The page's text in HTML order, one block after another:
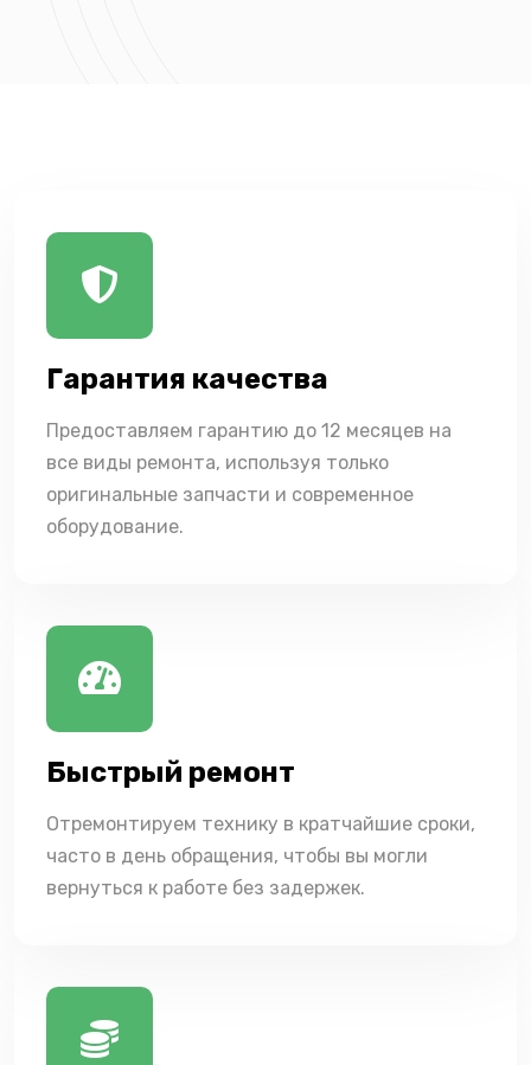
Гарантия качества
Предоставляем гарантию до 12 месяцев на
все виды ремонта, используя только
оригинальные запчасти и современное
оборудование.
Быстрый ремонт
Отремонтируем технику в кратчайшие сроки,
часто в день обращения, чтобы вы могли
вернуться к работе без задержек.